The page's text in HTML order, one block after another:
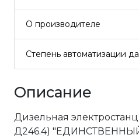
О производителе
Степень автоматизации
Описание
Дизельная
Д246.4)